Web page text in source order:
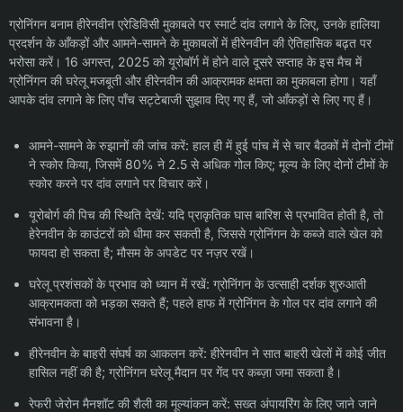
ग्रोनिंगन बनाम हीरेनवीन एरेडिविसी मुकाबले पर स्मार्ट दांव लगाने के लिए, उनके हालिया
प्रदर्शन के आँकड़ों और आमने-सामने के मुकाबलों में हीरेनवीन की ऐतिहासिक बढ़त पर
भरोसा करें। 16 अगस्त, 2025 को यूरोबॉर्ग में होने वाले दूसरे सप्ताह के इस मैच में
ग्रोनिंगन की घरेलू मजबूती और हीरेनवीन की आक्रामक क्षमता का मुकाबला होगा। यहाँ
आपके दांव लगाने के लिए पाँच सट्टेबाजी सुझाव दिए गए हैं, जो आँकड़ों से लिए गए हैं।
आमने-सामने के रुझानों की जांच करें: हाल ही में हुई पांच में से चार बैठकों में दोनों टीमों
ने स्कोर किया, जिसमें 80% ने 2.5 से अधिक गोल किए; मूल्य के लिए दोनों टीमों के
स्कोर करने पर दांव लगाने पर विचार करें।
यूरोबोर्ग की पिच की स्थिति देखें: यदि प्राकृतिक घास बारिश से प्रभावित होती है, तो
हेरेनवीन के काउंटरों को धीमा कर सकती है, जिससे ग्रोनिंगन के कब्जे वाले खेल को
फायदा हो सकता है; मौसम के अपडेट पर नज़र रखें।
घरेलू प्रशंसकों के प्रभाव को ध्यान में रखें: ग्रोनिंगन के उत्साही दर्शक शुरुआती
आक्रामकता को भड़का सकते हैं; पहले हाफ में ग्रोनिंगन के गोल पर दांव लगाने की
संभावना है।
हीरेनवीन के बाहरी संघर्ष का आकलन करें: हीरेनवीन ने सात बाहरी खेलों में कोई जीत
हासिल नहीं की है; ग्रोनिंगन घरेलू मैदान पर गेंद पर कब्ज़ा जमा सकता है।
रेफरी जेरोन मैनशॉट की शैली का मूल्यांकन करें: सख्त अंपायरिंग के लिए जाने जाने